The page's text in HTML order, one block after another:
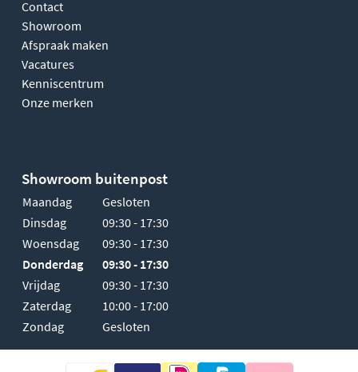
Contact
Showroom
Afspraak maken
Vacatures
Kenniscentrum
Onze merken
Showroom buitenpost
Maandag
Gesloten
Dinsdag
09:30 - 17:30
Woensdag
09:30 - 17:30
Donderdag
09:30 - 17:30
Vrijdag
09:30 - 17:30
Zaterdag
10:00 - 17:00
Zondag
Gesloten